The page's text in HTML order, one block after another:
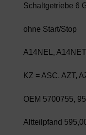
Schaltgetriebe 6
ohne Start/Stop
A14NEL,
KZ = ASC, AZT,
OEM 5700755,
Altteilpfand